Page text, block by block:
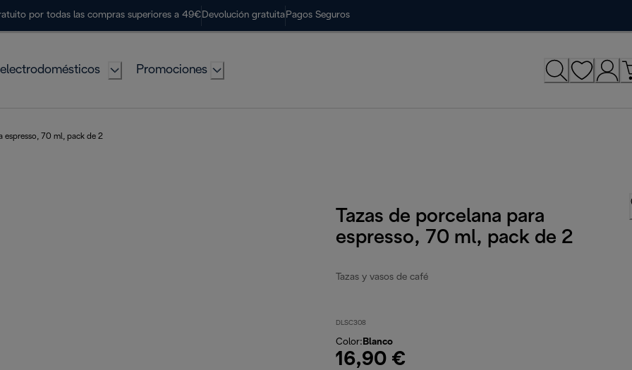
por todas las compras superiores a 49€ Devolución gratuita Pagos Seguros
Promociones
espresso, 70 ml, pack de 2
Tazas de porcelana para
espresso, 70 ml, pack de 2
Tazas y vasos de café
DLSC308
Color: Blanco
16,90 €